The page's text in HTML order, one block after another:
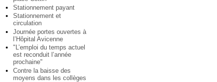
Stationnement payant
Stationnement et
circulation
Journée portes ouvertes à
l’Hôpital Avicenne
"L’emploi du temps actuel
est reconduit l’année
prochaine"
Contre la baisse des
moyens dans les collèges